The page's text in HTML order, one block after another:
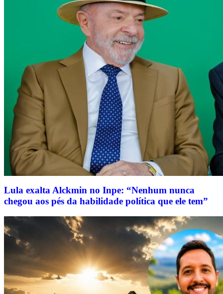
Lula exalta Alckmin no Inpe: “Nenhum nunca
chegou aos pés da habilidade política que ele tem”